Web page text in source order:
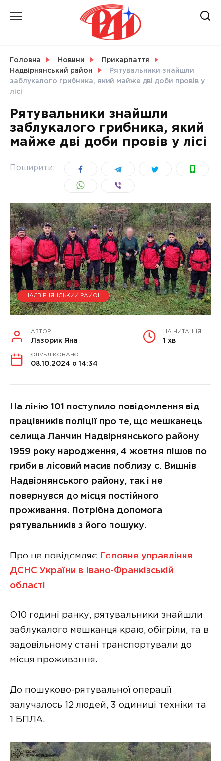
СВІТ
УКРАЇНА
Головна Новини
Прикарпаття
Надвірнянський район
Рятувальники знайшли
заблукалого грибника, який майже дві доби провів у
лісі
Рятувальники знайшли
заблукалого грибника, який
майже дві доби провів у лісі
Поширити:
НАДВІРНЯНСЬКИЙ РАЙОН
АВТОР
Лазорик Яна
НА ЧИТАННЯ
1 хв
ОПУБЛІКОВАНО
08.10.2024 о 14:34
На лінію 101 поступило повідомлення від
працівників поліції про те, що мешканець
селища Ланчин Надвірнянського району
1959 року народження, 4 жовтня пішов по
гриби в лісовий масив поблизу с. Вишнів
Надвірнянського району, так і не
повернувся до місця постійного
проживання. Потрібна допомога
рятувальників з його пошуку.
Про це повідомляє
Головне управління
ДСНС України в Івано-Франківській
області
О10 годині ранку, рятувальники знайшли
заблукалого мешканця краю, обігріли, та в
задовільному стані транспортували до
місця проживання.
До пошуково-рятувальної операції
залучалось 12 людей, 3 одиниці техніки та
1 БПЛА.